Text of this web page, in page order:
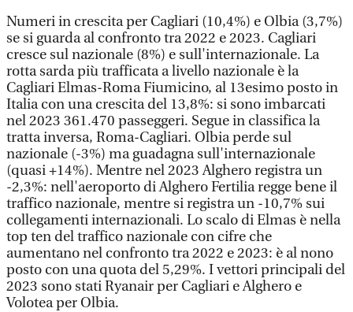
Numeri in crescita per Cagliari (10,4%) e Olbia (3,7%)
se si guarda al confronto tra 2022 e 2023. Cagliari
cresce sul nazionale (8%) e sull'internazionale. La
rotta sarda più trafficata a livello nazionale è la
Cagliari Elmas-Roma Fiumicino, al 13esimo posto in
Italia con una crescita del 13,8%: si sono imbarcati
nel 2023 361.470 passeggeri. Segue in classifica la
tratta inversa, Roma-Cagliari. Olbia perde sul
nazionale (-3%) ma guadagna sull'internazionale
(quasi +14%). Mentre nel 2023 Alghero registra un
-2,3%: nell'aeroporto di Alghero Fertilia regge bene il
traffico nazionale, mentre si registra un -10,7% sui
collegamenti internazionali. Lo scalo di Elmas è nella
top ten del traffico nazionale con cifre che
aumentano nel confronto tra 2022 e 2023: è al nono
posto con una quota del 5,29%. I vettori principali del
2023 sono stati Ryanair per Cagliari e Alghero e
Volotea per Olbia.